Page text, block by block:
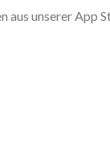
aus unserer